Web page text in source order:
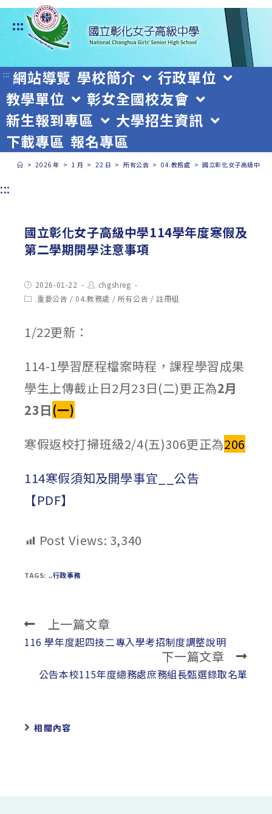
跳
轉
至
主
要
內
容
:::
::: 網站導覽 學校簡介
行政單位
教學單位
彰女全國校友會
新生報到專區
大學招生資訊
下載專區 報名專區
> 2026 年 > 1 月 > 22 日 > 所有公告 > 04.教務處 > 國立彰化女子高級中學
:::
國立彰化女子高級中學114學年度寒假及
第二學期開學注意事項
Post
published:
2026-01-22
Post
author:
chgshreg
Post.重要公告 / 04.教務處 / 所有公告 / 註冊組
1/22更新：
114-1學習歷程檔案時程，課程學習成果
學生上傳截止日2月23日(二)更正為2月
23日(一)
寒假返校打掃班級2/4(五)306更正為206
114寒假須知及開學事宜__公告
【PDF】
Post Views: 3,340
TAGS: ..行政事務
Read
more
上一篇文章
116 學年度起四技二專入學考招制度調整說明
下一篇文章
公告本校115年度總務處庶務組長甄選錄取名單
相關內容